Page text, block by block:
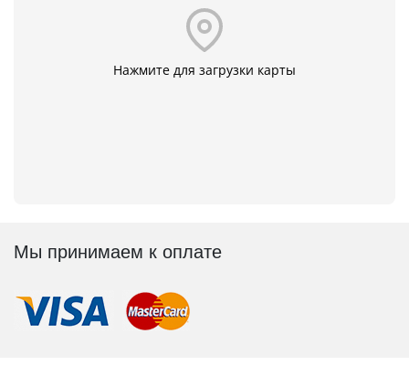
Нажмите для загрузки карты
Мы принимаем к оплате